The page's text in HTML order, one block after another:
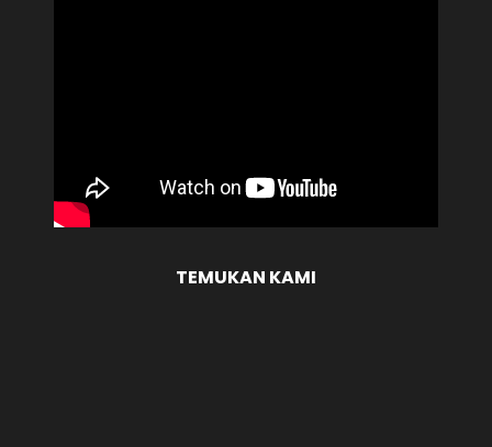
TEMUKAN KAMI